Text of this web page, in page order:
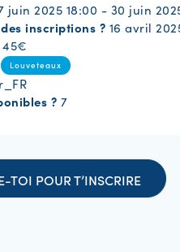
juin 2025 18:00 - 30 juin
inscriptions ? 16 avril
45€
Louveteaux
? 7
TOI POUR T’INSCRIRE